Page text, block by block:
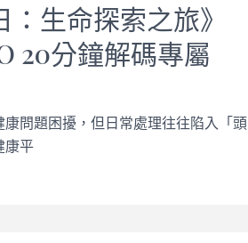
生命探索之旅》
20分鐘解碼專屬
問題困擾，但日常處理往往陷入「頭
康平